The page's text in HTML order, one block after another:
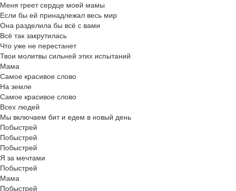
Меня греет сердце моей мамы
Если бы ей принадлежал весь мир
Она разделила бы всё с вами
Всё так закрутилась
Что уже не перестанет
Твои молитвы сильней этих испытаний
Мама
Самое красивое слово
На земле
Самое красивое слово
Всех людей
Мы включаем бит и едем в новый день
Побыстрей
Побыстрей
Побыстрей
Я за мечтами
Побыстрей
Мама
Побыстрей